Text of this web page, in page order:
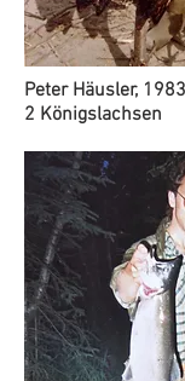
Peter Häusler,
2 Königslachsen